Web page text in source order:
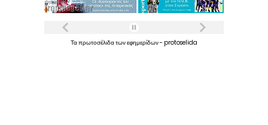
Ταπρωτοσέλιδατωνεφημερίδων- protoselida